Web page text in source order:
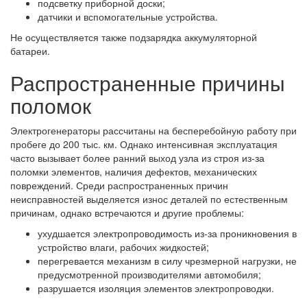
подсветку приборной доски;
датчики и вспомогательные устройства.
Не осуществляется также подзарядка аккумуляторной
батареи.
Распространенные причины
поломок
Электрогенераторы рассчитаны на бесперебойную работу при
пробеге до 200 тыс. км. Однако интенсивная эксплуатация
часто вызывает более ранний выход узла из строя из-за
поломки элементов, наличия дефектов, механических
повреждений. Среди распространенных причин
неисправностей выделяется износ деталей по естественным
причинам, однако встречаются и другие проблемы:
ухудшается электропроводимость из-за проникновения в
устройство влаги, рабочих жидкостей;
перегревается механизм в силу чрезмерной нагрузки, не
предусмотренной производителями автомобиля;
разрушается изоляция элементов электропроводки.